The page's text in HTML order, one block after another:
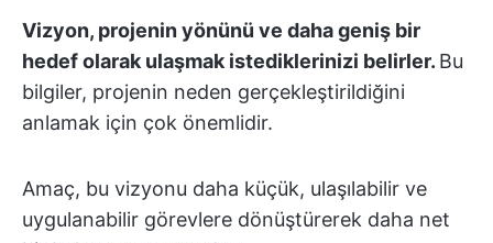
Vizyon, projenin yönünü ve daha geniş bir
hedef olarak ulaşmak istediklerinizi belirler. Bu
bilgiler, projenin neden gerçekleştirildiğini
anlamak için çok önemlidir.
Amaç, bu vizyonu daha küçük, ulaşılabilir ve
uygulanabilir görevlere dönüştürerek daha net